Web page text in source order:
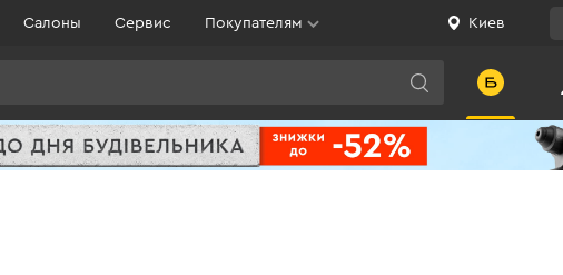
Салоны Сервис Покупателям Киев